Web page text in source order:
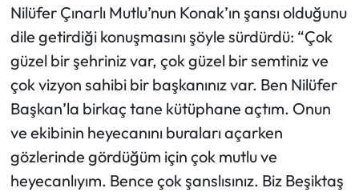
Nilüfer Çınarlı Mutlu’nun Konak’ın şansı olduğunu
dile getirdiği konuşmasını şöyle sürdürdü: “Çok
güzel bir şehriniz var, çok güzel bir semtiniz ve
çok vizyon sahibi bir başkanınız var. Ben Nilüfer
Başkan’la birkaç tane kütüphane açtım. Onun
ve ekibinin heyecanını buraları açarken
gözlerinde gördüğüm için çok mutlu ve
heyecanlıyım. Bence çok şanslısınız. Biz Beşiktaş